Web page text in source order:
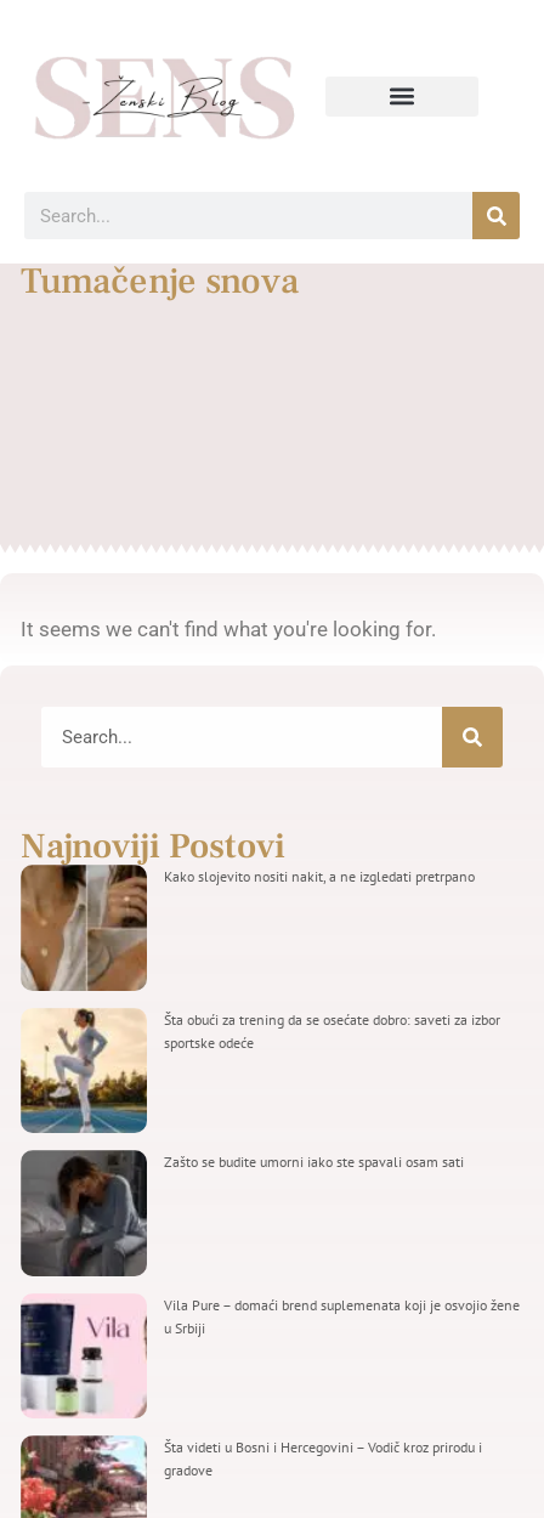
Tumačenje snova
It seems we can't find what you're looking for.
Najnoviji Postovi
Kako slojevito nositi nakit, a ne izgledati pretrpano
Šta obući za trening da se osećate dobro: saveti za izbor
sportske odeće
Zašto se budite umorni iako ste spavali osam sati
Vila Pure – domaći brend suplemenata koji je osvojio žene
u Srbiji
Šta videti u Bosni i Hercegovini – Vodič kroz prirodu i
gradove